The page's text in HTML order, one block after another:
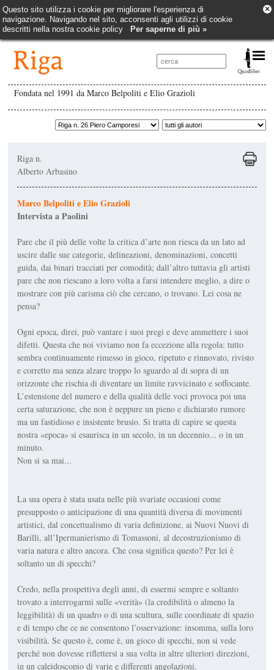
Questo sito utilizza i cookie per migliorare l'esperienza di
navigazione. Navigando nel sito, acconsenti agli utilizzi di cookie
descritti nella nostra cookie policy
Per saperne di più »
×
Fondata nel 1991 da Marco Belpoliti e Elio Grazioli
Riga n.
Alberto Arbasino
Marco Belpoliti e Elio Grazioli
Intervista a Paolini
Pare che il più delle volte la critica d’arte non riesca da un lato ad
uscire dalle sue categorie, delineazioni, denominazioni, concetti
guida, dai binari tracciati per comodità; dall’altro tuttavia gli artisti
pare che non riescano a loro volta a farsi intendere meglio, a dire o
mostrare con più carisma ciò che cercano, o trovano. Lei cosa ne
pensa?
Ogni epoca, direi, può vantare i suoi pregi e deve ammettere i suoi
difetti. Questa che noi viviamo non fa eccezione alla regola: tutto
sembra continuamente rimesso in gioco, ripetuto e rinnovato, rivisto
e corretto ma senza alzare troppo lo sguardo al di sopra di un
orizzonte che rischia di diventare un limite ravvicinato e soffocante.
L’estensione del numero e della qualità delle voci provoca poi una
certa saturazione, che non è neppure un pieno e dichiarato rumore
ma un fastidioso e insistente brusio. Si tratta di capire se questa
nostra «epoca» si esaurisca in un secolo, in un decennio... o in un
minuto.
Non si sa mai...
La sua opera è stata usata nelle più svariate occasioni come
presupposto o anticipazione di una quantità diversa di movimenti
artistici, dal concettualismo di varia definizione, ai Nuovi Nuovi di
Barilli, all’Ipermanierismo di Tomassoni, al decostruzionismo di
varia natura e altro ancora. Che cosa significa questo? Per lei è
soltanto un di specchi?
Credo, nella prospettiva degli anni, di essermi sempre e soltanto
trovato a interrogarmi sulle «verità» (la credibilità o almeno la
leggibilità) di un quadro o di una scultura, sulle coordinate di spazio
e di tempo che ce ne consentono l’osservazione: insomma, sulla loro
visibilità. Se questo è, come è, un gioco di specchi, non si vede
perché non dovesse riflettersi a sua volta in altre ulteriori direzioni,
in un caleidoscopio di varie e differenti angolazioni.